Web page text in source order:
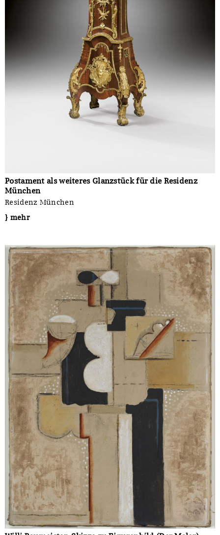
Postament als weiteres Glanzstück für die Residenz
München
Residenz München
} mehr